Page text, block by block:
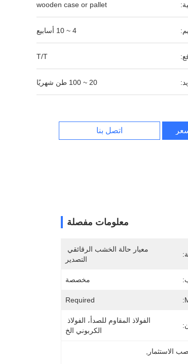
wooden case or pallet
4 ~ 10 أسابيع
T/T
20 ~ 100 طن شهريًا
اتصل بنا
معلومات مفصلة
التصدير
مخصصة
Required
الكربوني الخ
الاستثمار